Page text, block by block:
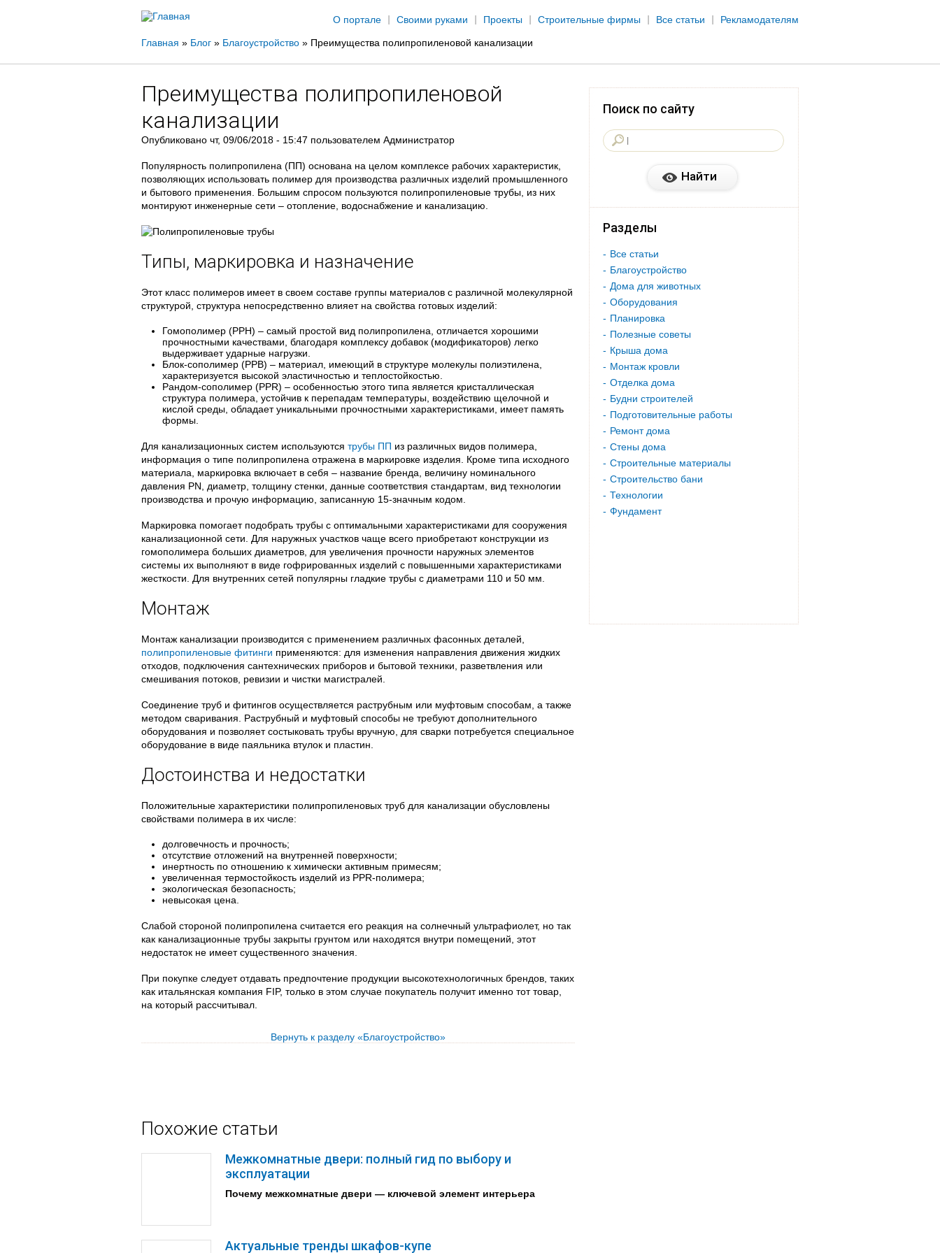
О портале
Своими руками Проекты Строительные фирмы Все статьи Рекламодателям
Вы
здесь
Главная » Блог » Благоустройство » Преимущества полипропиленовой канализации
Преимущества полипропиленовой
канализации
Опубликовано чт, 09/06/2018 - 15:47 пользователем Администратор
Популярность полипропилена (ПП) основана на целом комплексе рабочих характеристик,
позволяющих использовать полимер для производства различных изделий промышленного
и бытового применения. Большим спросом пользуются полипропиленовые трубы, из них
монтируют инженерные сети – отопление, водоснабжение и канализацию.
Типы, маркировка и назначение
Этот класс полимеров имеет в своем составе группы материалов с различной молекулярной
структурой, структура непосредственно влияет на свойства готовых изделий:
Гомополимер (PPH) – самый простой вид полипропилена, отличается хорошими
прочностными качествами, благодаря комплексу добавок (модификаторов) легко
выдерживает ударные нагрузки.
Блок-сополимер (PPB) – материал, имеющий в структуре молекулы полиэтилена,
характеризуется высокой эластичностью и теплостойкостью.
Рандом-сополимер (PPR) – особенностью этого типа является кристаллическая
структура полимера, устойчив к перепадам температуры, воздействию щелочной и
кислой среды, обладает уникальными прочностными характеристиками, имеет память
формы.
Для канализационных систем используются трубы ПП из различных видов полимера,
информация о типе полипропилена отражена в маркировке изделия. Кроме типа исходного
материала, маркировка включает в себя – название бренда, величину номинального
давления PN, диаметр, толщину стенки, данные соответствия стандартам, вид технологии
производства и прочую информацию, записанную 15-значным кодом.
Маркировка помогает подобрать трубы с оптимальными характеристиками для сооружения
канализационной сети. Для наружных участков чаще всего приобретают конструкции из
гомополимера больших диаметров, для увеличения прочности наружных элементов
системы их выполняют в виде гофрированных изделий с повышенными характеристиками
жесткости. Для внутренних сетей популярны гладкие трубы с диаметрами 110 и 50 мм.
Монтаж
Монтаж канализации производится с применением различных фасонных деталей,
полипропиленовые фитинги применяются: для изменения направления движения жидких
отходов, подключения сантехнических приборов и бытовой техники, разветвления или
смешивания потоков, ревизии и чистки магистралей.
Соединение труб и фитингов осуществляется раструбным или муфтовым способам, а также
методом сваривания. Раструбный и муфтовый способы не требуют дополнительного
оборудования и позволяет состыковать трубы вручную, для сварки потребуется специальное
оборудование в виде паяльника втулок и пластин.
Достоинства и недостатки
Положительные характеристики полипропиленовых труб для канализации обусловлены
свойствами полимера в их числе:
долговечность и прочность;
отсутствие отложений на внутренней поверхности;
инертность по отношению к химически активным примесям;
увеличенная термостойкость изделий из PPR-полимера;
экологическая безопасность;
невысокая цена.
Слабой стороной полипропилена считается его реакция на солнечный ультрафиолет, но так
как канализационные трубы закрыты грунтом или находятся внутри помещений, этот
недостаток не имеет существенного значения.
При покупке следует отдавать предпочтение продукции высокотехнологичных брендов, таких
как итальянская компания FIP, только в этом случае покупатель получит именно тот товар,
на который рассчитывал.
Вернуть к разделу «Благоустройство»
Похожие статьи
Межкомнатные двери: полный гид по выбору и
эксплуатации
Почему межкомнатные двери — ключевой элемент интерьера
Актуальные тренды шкафов-купе
Поиск по сайту
Разделы
Все статьи
Благоустройство
Дома для животных
Оборудования
Планировка
Полезные советы
Крыша дома
Монтаж кровли
Отделка дома
Будни строителей
Подготовительные работы
Ремонт дома
Стены дома
Строительные материалы
Строительство бани
Технологии
Фундамент